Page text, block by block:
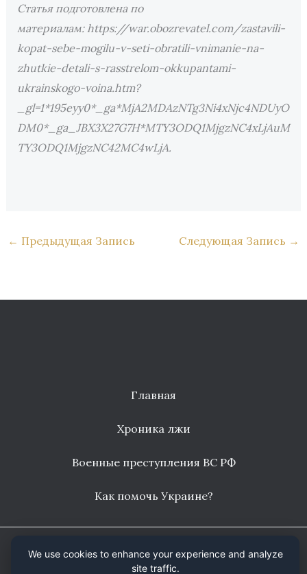
Статья подготовлена по
материалам: https://war.obozrevatel.com/zastavili-
kopat-sebe-mogilu-v-seti-obratili-vnimanie-na-
zhutkie-detali-s-rasstrelom-okkupantami-
ukrainskogo-voina.htm?
_gl=1*195eyy0*_ga*MjA2MDAzNTg3Ni4xNjc4NDUyO
DM0*_ga_JBX3X27G7H*MTY3ODQ1MjgzNC4xLjAuM
TY3ODQ1MjgzNC42MC4wLjA.
← Предыдущая Запись Следующая Запись →
Главная
Хроника лжи
Военные преступления ВС РФ
Как помочь Украине?
We use cookies to enhance your experience and analyze
site traffic.